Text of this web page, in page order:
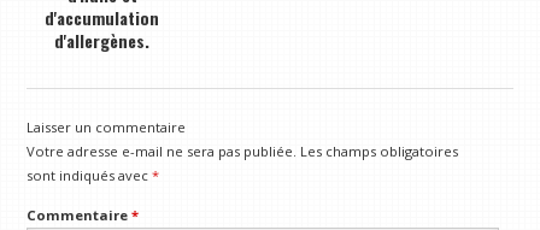
d'accumulation
d'allergènes.
Laisser un commentaire
Votre adresse e-mail ne sera pas publiée. Les champs obligatoires
sont indiqués avec*
Commentaire*